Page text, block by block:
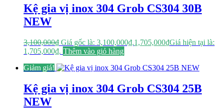
Kệ gia vị inox 304 Grob CS304 30B
NEW
3,100,000₫ Giá gốc là: 3,100,000₫.1,705,000₫Giá hiện tại là:
1,705,000₫. Thêm vào giỏ hàng
Giảm giá!
Kệ gia vị inox 304 Grob CS304 25B
NEW